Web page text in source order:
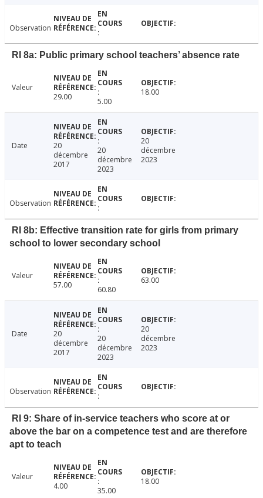
Observation
RI 8a: Public primary school teachers’ absence rate
Valeur
29.00
5.00
18.00
Date
20
décembre
2017
20
décembre
2023
20
décembre
2023
Observation
RI 8b: Effective transition rate for girls from primary
school to lower secondary school
Valeur
57.00
60.80
63.00
Date
20
décembre
2017
20
décembre
2023
20
décembre
2023
Observation
RI 9: Share of in-service teachers who score at or
above the bar on a competence test and are therefore
apt to teach
Valeur
4.00
35.00
18.00